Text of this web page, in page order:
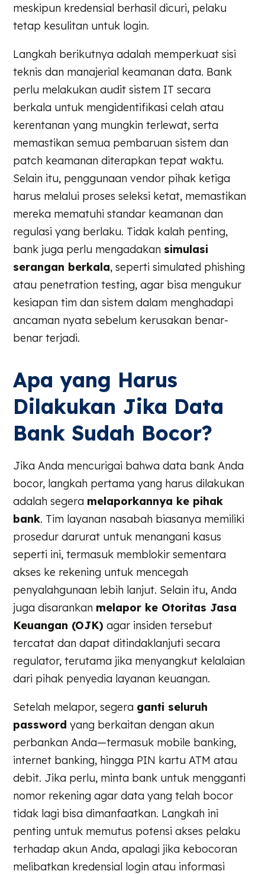
meskipun kredensial berhasil dicuri, pelaku
tetap kesulitan untuk login.
Langkah berikutnya adalah memperkuat sisi
teknis dan manajerial keamanan data. Bank
perlu melakukan audit sistem IT secara
berkala untuk mengidentifikasi celah atau
kerentanan yang mungkin terlewat, serta
memastikan semua pembaruan sistem dan
patch keamanan diterapkan tepat waktu.
Selain itu, penggunaan vendor pihak ketiga
harus melalui proses seleksi ketat, memastikan
mereka mematuhi standar keamanan dan
regulasi yang berlaku. Tidak kalah penting,
bank juga perlu mengadakan simulasi
serangan berkala, seperti simulated phishing
atau penetration testing, agar bisa mengukur
kesiapan tim dan sistem dalam menghadapi
ancaman nyata sebelum kerusakan benar-
benar terjadi.
Apa yang Harus
Dilakukan Jika Data
Bank Sudah Bocor?
Jika Anda mencurigai bahwa data bank Anda
bocor, langkah pertama yang harus dilakukan
adalah segera melaporkannya ke pihak
bank. Tim layanan nasabah biasanya memiliki
prosedur darurat untuk menangani kasus
seperti ini, termasuk memblokir sementara
akses ke rekening untuk mencegah
penyalahgunaan lebih lanjut. Selain itu, Anda
juga disarankan melapor ke Otoritas Jasa
Keuangan (OJK) agar insiden tersebut
tercatat dan dapat ditindaklanjuti secara
regulator, terutama jika menyangkut kelalaian
dari pihak penyedia layanan keuangan.
Setelah melapor, segera ganti seluruh
password yang berkaitan dengan akun
perbankan Anda—termasuk mobile banking,
internet banking, hingga PIN kartu ATM atau
debit. Jika perlu, minta bank untuk mengganti
nomor rekening agar data yang telah bocor
tidak lagi bisa dimanfaatkan. Langkah ini
penting untuk memutus potensi akses pelaku
terhadap akun Anda, apalagi jika kebocoran
melibatkan kredensial login atau informasi